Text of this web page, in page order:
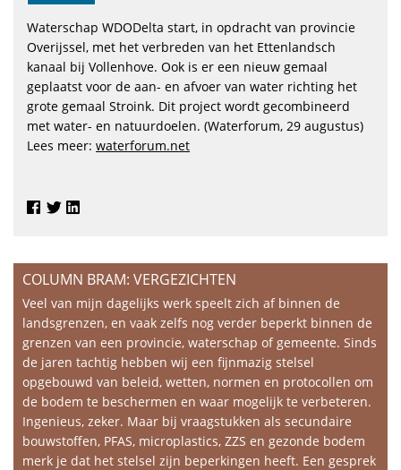
Waterschap WDODelta start, in opdracht van provincie
Overijssel, met het verbreden van het Ettenlandsch
kanaal bij Vollenhove. Ook is er een nieuw gemaal
geplaatst voor de aan- en afvoer van water richting het
grote gemaal Stroink. Dit project wordt gecombineerd
met water- en natuurdoelen. (Waterforum, 29 augustus)
Lees meer: waterforum.net
COLUMN BRAM: VERGEZICHTEN
Veel van mijn dagelijks werk speelt zich af binnen de
landsgrenzen, en vaak zelfs nog verder beperkt binnen de
grenzen van een provincie, waterschap of gemeente. Sinds
de jaren tachtig hebben wij een fijnmazig stelsel
opgebouwd van beleid, wetten, normen en protocollen om
de bodem te beschermen en waar mogelijk te verbeteren.
Ingenieus, zeker. Maar bij vraagstukken als secundaire
bouwstoffen, PFAS, microplastics, ZZS en gezonde bodem
merk je dat het stelsel zijn beperkingen heeft. Een gesprek